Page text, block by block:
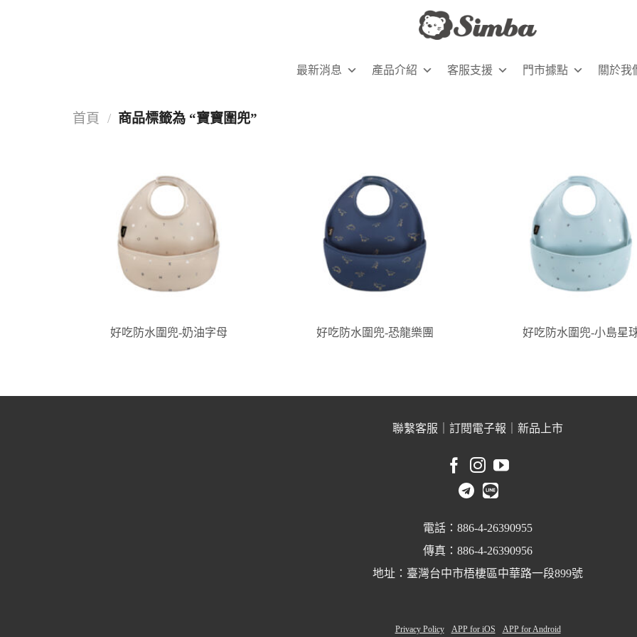
最新消息 產品介紹 客服支援 門市據點 關於我
首頁 / 商品標籤為 “寶寶圍兜”
好吃防水圍兜-奶油字母 好吃防水圍兜-恐龍樂團 好吃防水圍兜-小島星
聯繫客服 訂閱電子報 新品上市
電話：886-4-26390955
傳真：886-4-26390956
地址：臺灣台中市梧棲區中華路一段899號
Privacy Policy APP for iOS APP for Android